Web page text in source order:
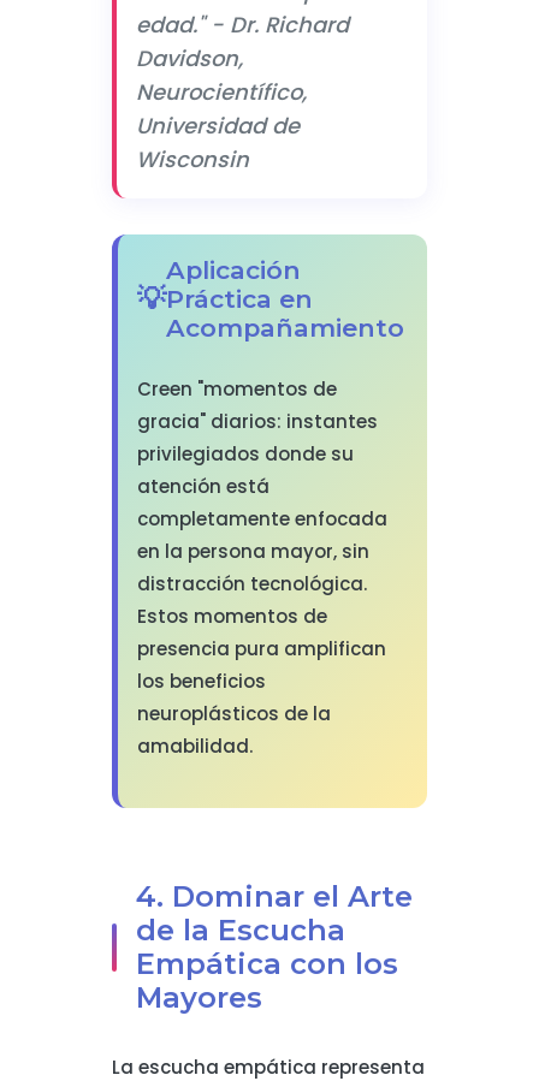
edad." - Dr. Richard
Davidson,
Neurocientífico,
Universidad de
Wisconsin
Aplicación
Práctica en
Acompañamiento
Creen "momentos de
gracia" diarios: instantes
privilegiados donde su
atención está
completamente enfocada
en la persona mayor, sin
distracción tecnológica.
Estos momentos de
presencia pura amplifican
los beneficios
neuroplásticos de la
amabilidad.
4. Dominar el Arte
de la Escucha
Empática con los
Mayores
La escucha empática representa